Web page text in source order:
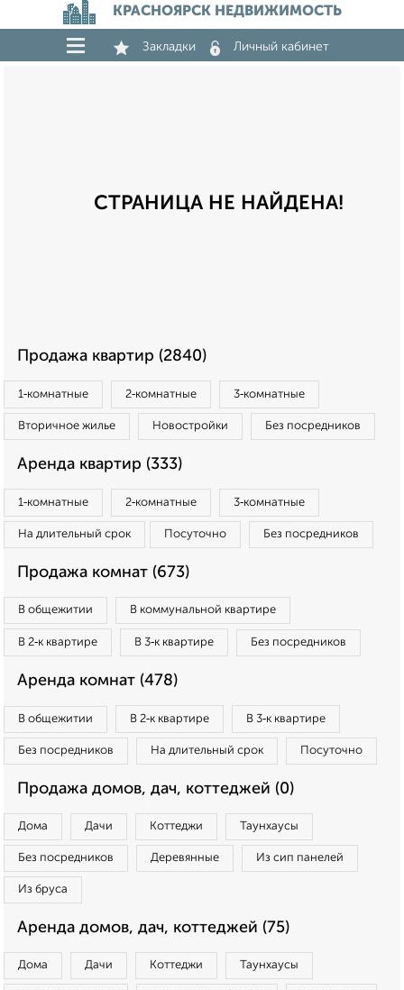
КРАСНОЯРСК НЕДВИЖИМОСТЬ
Закладки Личный кабинет
СТРАНИЦА НЕ НАЙДЕНА!
Продажа квартир (2840)
1‑комнатные 2‑комнатные 3‑комнатные
Вторичное жилье Новостройки Без посредников
Аренда квартир (333)
1‑комнатные 2‑комнатные 3‑комнатные
На длительный срок Посуточно Без посредников
Продажа комнат (673)
В общежитии В коммунальной квартире
В 2‑к квартире В 3‑к квартире Без посредников
Аренда комнат (478)
В общежитии В 2‑к квартире В 3‑к квартире
Без посредников На длительный срок Посуточно
Продажа домов, дач, коттеджей (0)
Дома Дачи Коттеджи Таунхаусы
Без посредников Деревянные Из сип панелей
Из бруса
Аренда домов, дач, коттеджей (75)
Дома Дачи Коттеджи Таунхаусы